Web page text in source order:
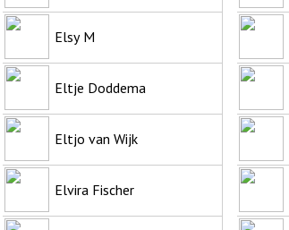
Elsy M
Eltje Doddema
Eltjo van Wijk
Elvira Fischer